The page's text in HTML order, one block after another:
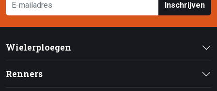
Inschrijven
Wielerploegen
Renners